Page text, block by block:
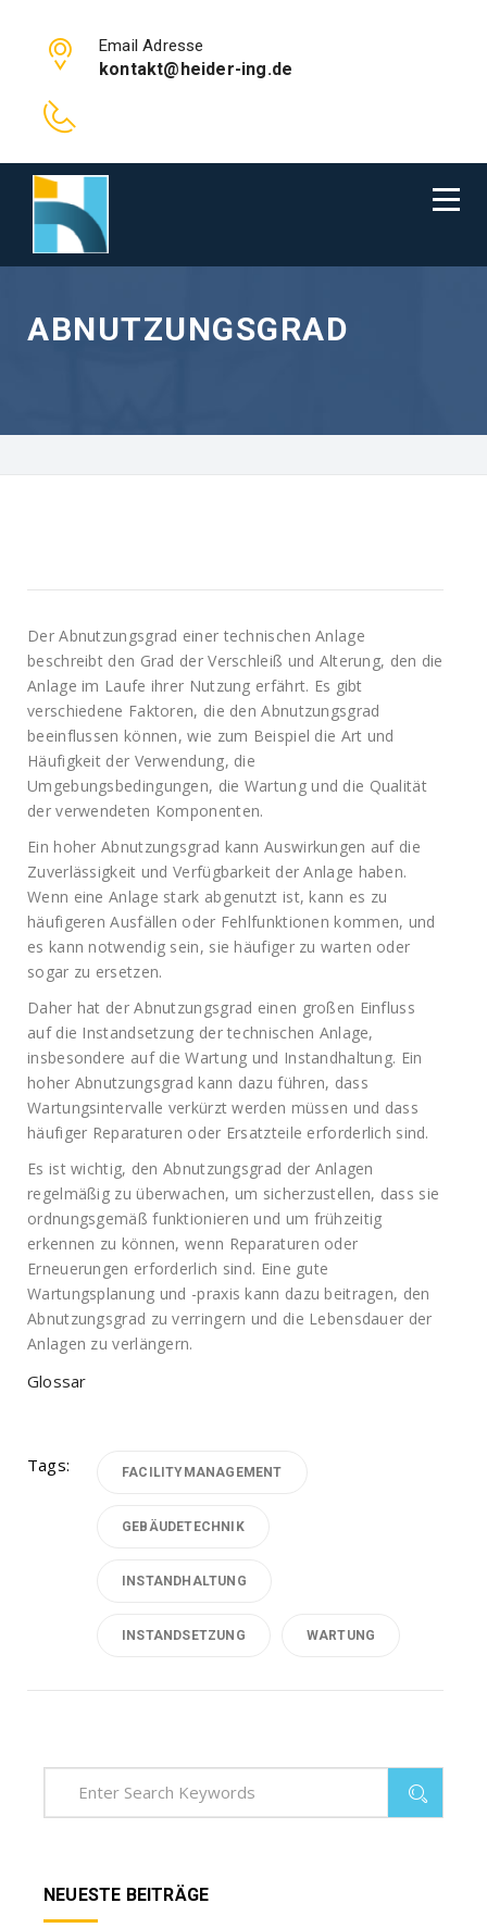
Email Adresse
kontakt@heider-ing.de
ABNUTZUNGSGRAD
Der Abnutzungsgrad einer technischen Anlage
beschreibt den Grad der Verschleiß und Alterung, den die
Anlage im Laufe ihrer Nutzung erfährt. Es gibt
verschiedene Faktoren, die den Abnutzungsgrad
beeinflussen können, wie zum Beispiel die Art und
Häufigkeit der Verwendung, die
Umgebungsbedingungen, die Wartung und die Qualität
der verwendeten Komponenten.
Ein hoher Abnutzungsgrad kann Auswirkungen auf die
Zuverlässigkeit und Verfügbarkeit der Anlage haben.
Wenn eine Anlage stark abgenutzt ist, kann es zu
häufigeren Ausfällen oder Fehlfunktionen kommen, und
es kann notwendig sein, sie häufiger zu warten oder
sogar zu ersetzen.
Daher hat der Abnutzungsgrad einen großen Einfluss
auf die Instandsetzung der technischen Anlage,
insbesondere auf die Wartung und Instandhaltung. Ein
hoher Abnutzungsgrad kann dazu führen, dass
Wartungsintervalle verkürzt werden müssen und dass
häufiger Reparaturen oder Ersatzteile erforderlich sind.
Es ist wichtig, den Abnutzungsgrad der Anlagen
regelmäßig zu überwachen, um sicherzustellen, dass sie
ordnungsgemäß funktionieren und um frühzeitig
erkennen zu können, wenn Reparaturen oder
Erneuerungen erforderlich sind. Eine gute
Wartungsplanung und -praxis kann dazu beitragen, den
Abnutzungsgrad zu verringern und die Lebensdauer der
Anlagen zu verlängern.
Glossar
Tags: FACILITYMANAGEMENT
GEBÄUDETECHNIK
INSTANDHALTUNG
INSTANDSETZUNG WARTUNG
NEUESTE BEITRÄGE